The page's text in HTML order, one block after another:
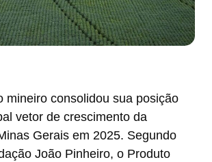
mineiro consolidou sua posição
vetor de crescimento da
Gerais em 2025. Segundo
João Pinheiro, o Produto